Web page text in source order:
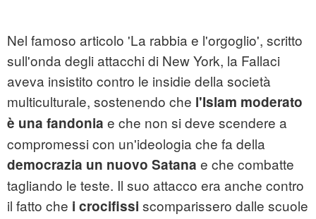
Nel famoso articolo 'La rabbia e l'orgoglio', scritto
sull'onda degli attacchi di New York, la Fallaci
aveva insistito contro le insidie della società
multiculturale, sostenendo che l'Islam moderato
è una fandonia e che non si deve scendere a
compromessi con un'ideologia che fa della
democrazia un nuovo Satana e che combatte
tagliando le teste. Il suo attacco era anche contro
il fatto che i crocifissi scomparissero dalle scuole